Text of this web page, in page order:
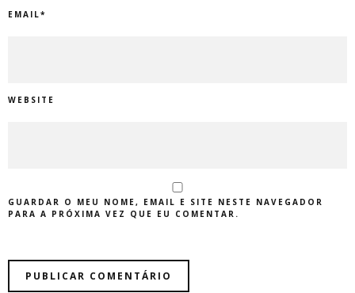
EMAIL*
WEBSITE
GUARDAR O MEU NOME, EMAIL E SITE NESTE NAVEGADOR
PARA A PRÓXIMA VEZ QUE EU COMENTAR.